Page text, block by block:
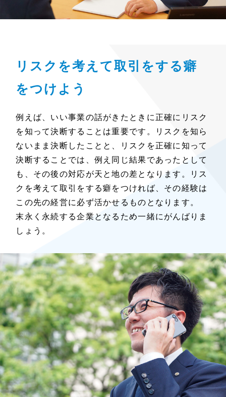
リスクを考えて取引をする癖
をつけよう
例えば、いい事業の話がきたときに正確にリスク
を知って決断することは重要です。リスクを知ら
ないまま決断したことと、リスクを正確に知って
決断することでは、例え同じ結果であったとして
も、その後の対応が天と地の差となります。リス
クを考えて取引をする癖をつければ、その経験は
この先の経営に必ず活かせるものとなります。
末永く永続する企業となるため一緒にがんばりま
しょう。